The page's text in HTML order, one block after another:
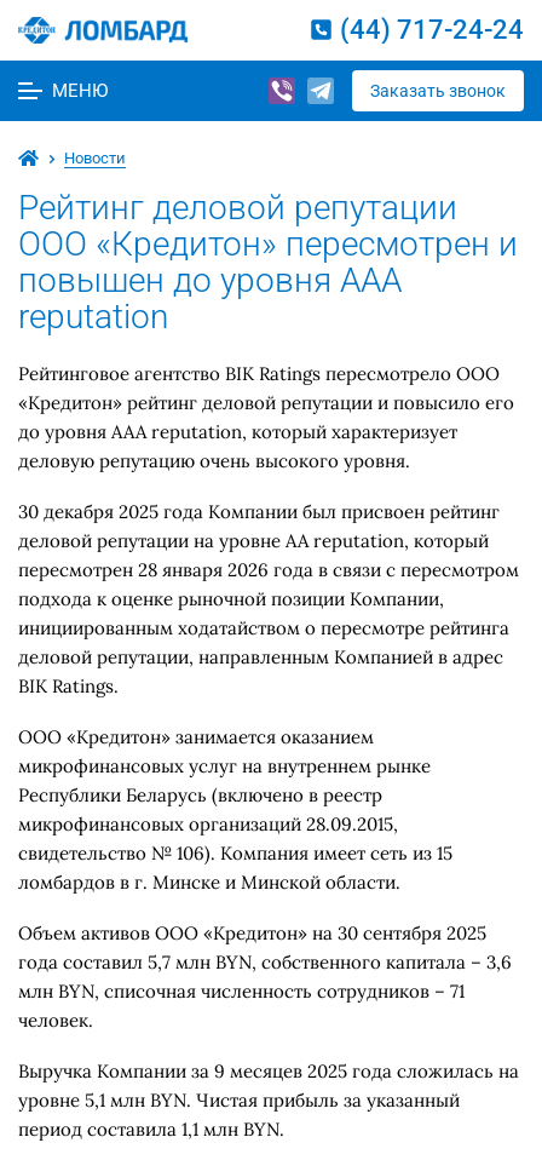
(44) 717-24-24
МЕНЮ Заказать звонок
Новости
Рейтинг деловой репутации
ООО «Кредитон» пересмотрен и
повышен до уровня AAA
reputation
Рейтинговое агентство BIK Ratings пересмотрело ООО
«Кредитон» рейтинг деловой репутации и повысило его
до уровня AAA reputation, который характеризует
деловую репутацию очень высокого уровня.
30 декабря 2025 года Компании был присвоен рейтинг
деловой репутации на уровне AA reputation, который
пересмотрен 28 января 2026 года в связи с пересмотром
подхода к оценке рыночной позиции Компании,
инициированным ходатайством о пересмотре рейтинга
деловой репутации, направленным Компанией в адрес
BIK Ratings.
ООО «Кредитон» занимается оказанием
микрофинансовых услуг на внутреннем рынке
Республики Беларусь (включено в реестр
микрофинансовых организаций 28.09.2015,
свидетельство № 106). Компания имеет сеть из 15
ломбардов в г. Минске и Минской области.
Объем активов ООО «Кредитон» на 30 сентября 2025
года составил 5,7 млн BYN, собственного капитала – 3,6
млн BYN, списочная численность сотрудников – 71
человек.
Выручка Компании за 9 месяцев 2025 года сложилась на
уровне 5,1 млн BYN. Чистая прибыль за указанный
период составила 1,1 млн BYN.